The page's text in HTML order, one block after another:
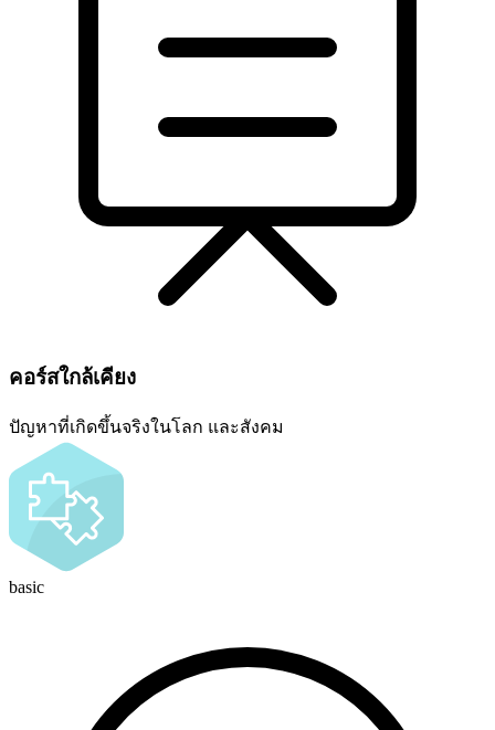
คอร์สใกล้เคียง
ปัญหาที่เกิดขึ้นจริงในโลก และสังคม
basic